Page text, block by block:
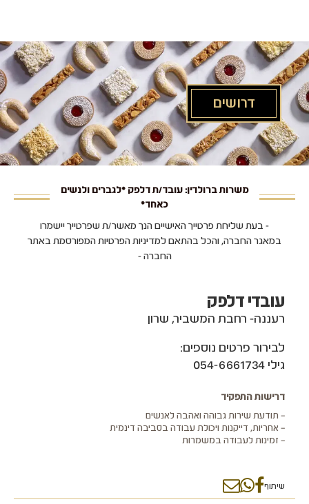
דרושים
משרות ברולדין: עובד/ת דלפק *לגברים ולנשים
כאחד*
- בעת שליחת פרטייך האישיים הנך מאשר/ת שפרטייך יישמרו
במאגר החברה, והכל בהתאם למדיניות הפרטיות המפורסמת באתר
החברה -
עובדי דלפק
רעננה- רחבת המשביר, שרון
לבירור פרטים נוספים:
גילי 054-6661734
דרישות התפקיד
– תודעת שירות גבוהה ואהבה לאנשים
– אחריות, דייקנות ויכולת עבודה בסביבה דינמית
– זמינות לעבודה במשמרות
שיתוף